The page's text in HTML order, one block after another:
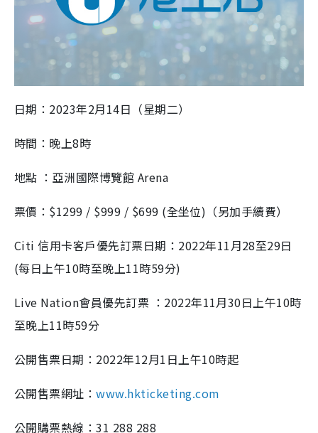
日期：2023年2月14日（星期二）
時間：晚上8時
地點 ：亞洲國際博覽館 Arena
票價：$1299 / $999 / $699 (全坐位)（另加手續費）
Citi 信用卡客戶優先訂票日期：2022年11月28至29日
(每日上午10時至晚上11時59分)
Live Nation會員優先訂票 ：2022年11月30日上午10時
至晚上11時59分
公開售票日期：2022年12月1日上午10時起
公開售票網址：www.hkticketing.com
公開購票熱線：31 288 288